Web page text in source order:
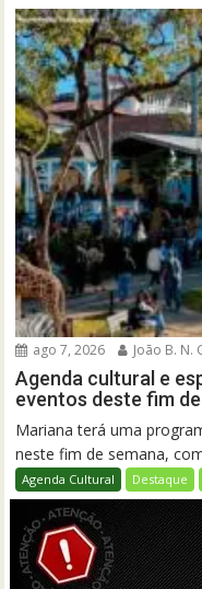
ago 7, 2026 João B. N.
Agenda cultural e
eventos deste fim
Mariana terá uma
neste fim de semana,
Agenda Cultural Destaque